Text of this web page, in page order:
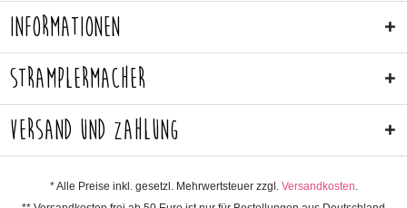
Informationen
Stramplermacher
Versand und Zahlung
* Alle Preise inkl. gesetzl. Mehrwertsteuer zzgl. Versandkosten.